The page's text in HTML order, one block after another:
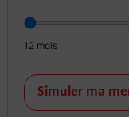
12 mois
Simuler ma